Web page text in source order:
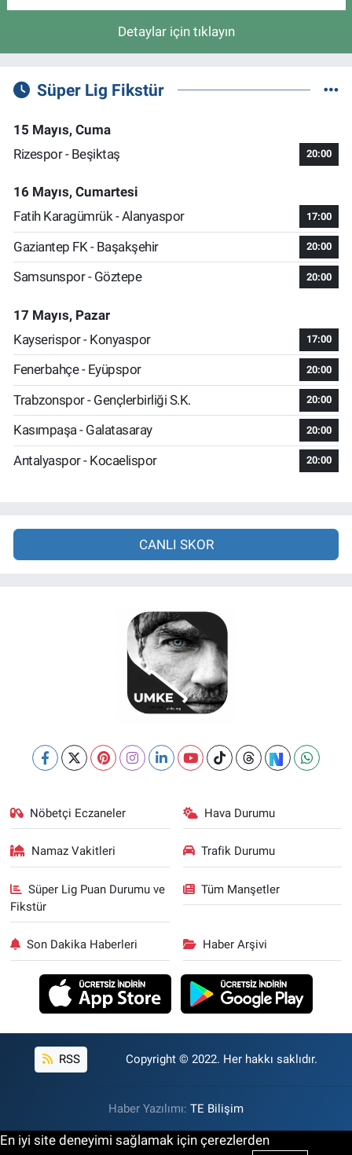
Detaylar için tıklayın
Süper Lig Fikstür
15 Mayıs, Cuma
Rizespor - Beşiktaş
20:00
16 Mayıs, Cumartesi
Fatih Karagümrük - Alanyaspor
17:00
Gaziantep FK - Başakşehir 20:00
Samsunspor - Göztepe 20:00
17 Mayıs, Pazar
Kayserispor - Konyaspor
17:00
Fenerbahçe - Eyüpspor 20:00
Trabzonspor - Gençlerbirliği S.K. 20:00
Kasımpaşa - Galatasaray 20:00
Antalyaspor - Kocaelispor 20:00
CANLI SKOR
Nöbetçi Eczaneler Hava Durumu
Namaz Vakitleri Trafik Durumu
Süper Lig Puan Durumu ve
Fikstür
Tüm Manşetler
Son Dakika Haberleri Haber Arşivi
RSS Copyright © 2022. Her hakkı saklıdır.
Haber Yazılımı: TE Bilişim
En iyi site deneyimi sağlamak için çerezlerden